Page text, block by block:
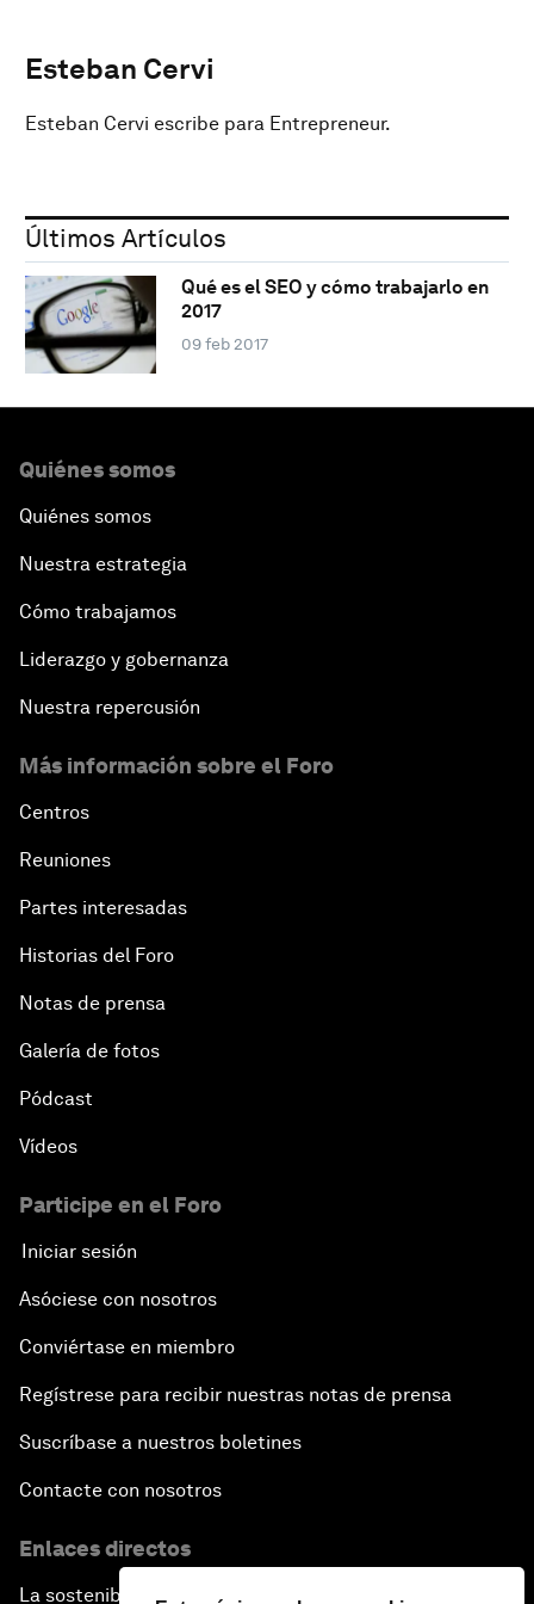
Esteban Cervi
Esteban Cervi escribe para Entrepreneur.
Últimos Artículos
Qué es el SEO y cómo trabajarlo en
2017
09 feb 2017
Quiénes somos
Quiénes somos
Nuestra estrategia
Cómo trabajamos
Liderazgo y gobernanza
Nuestra repercusión
Más información sobre el Foro
Centros
Reuniones
Partes interesadas
Historias del Foro
Notas de prensa
Galería de fotos
Pódcast
Vídeos
Participe en el Foro
Iniciar sesión
Asóciese con nosotros
Conviértase en miembro
Regístrese para recibir nuestras notas de prensa
Suscríbase a nuestros boletines
Contacte con nosotros
Enlaces directos
La sostenibilidad en el Foro